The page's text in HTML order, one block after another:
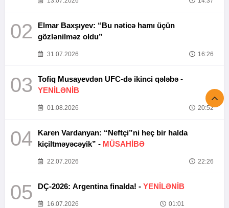
02
Elmar Baxşıyev: “Bu nəticə hamı üçün
gözlənilməz oldu”
31.07.2026 16:26
03
Tofiq Musayevdən UFC-də ikinci qələbə -
YENİLƏNİB
01.08.2026 20:52
04
Karen Vardanyan: “Neftçi”ni heç bir halda
kiçiltməyəcəyik” - MÜSAHİBƏ
22.07.2026 22:26
05 DÇ-2026: Argentina finalda! - YENİLƏNİB
16.07.2026 01:01